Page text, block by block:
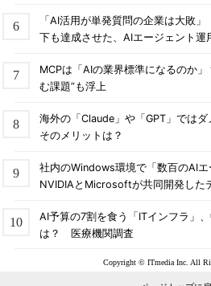
「AI活用が単発質問の企業は大敗
下も達成させた、AIエージェント運
MCPは「AIの業界標準になるのか
む課題”も浮上
海外の「Claude」や「GPT」では
そのメリットは？
社内のWindows環境で「数百のAI
NVIDIAとMicrosoftが共同開発した
AI予算の7割を食う「ITインフラ」
は？ 医療機関調査
Copyright © ITmedia Inc. All